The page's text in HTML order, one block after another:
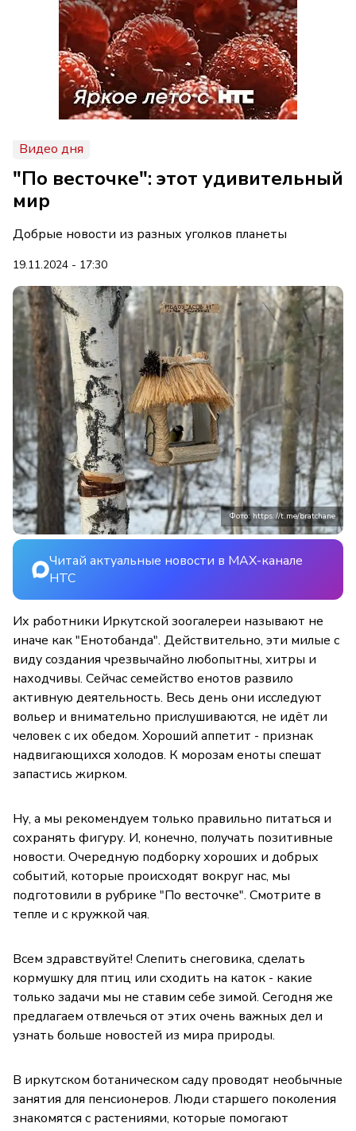
Видео дня
"По весточке": этот удивительный
мир
Добрые новости из разных уголков планеты
19.11.2024 - 17:30
Фото: https://t.me/bratchane
Читай актуальные новости в MAX-канале
НТС
Их работники Иркутской зоогалереи называют не
иначе как "Енотобанда". Действительно, эти милые с
виду создания чрезвычайно любопытны, хитры и
находчивы. Сейчас семейство енотов развило
активную деятельность. Весь день они исследуют
вольер и внимательно прислушиваются, не идёт ли
человек с их обедом. Хороший аппетит - признак
надвигающихся холодов. К морозам еноты спешат
запастись жирком.
Ну, а мы рекомендуем только правильно питаться и
сохранять фигуру. И, конечно, получать позитивные
новости. Очередную подборку хороших и добрых
событий, которые происходят вокруг нас, мы
подготовили в рубрике "По весточке". Смотрите в
тепле и с кружкой чая.
Всем здравствуйте! Слепить снеговика, сделать
кормушку для птиц или сходить на каток - какие
только задачи мы не ставим себе зимой. Сегодня же
предлагаем отвлечься от этих очень важных дел и
узнать больше новостей из мира природы.
В иркутском ботаническом саду проводят необычные
занятия для пенсионеров. Люди старшего поколения
знакомятся с растениями, которые помогают